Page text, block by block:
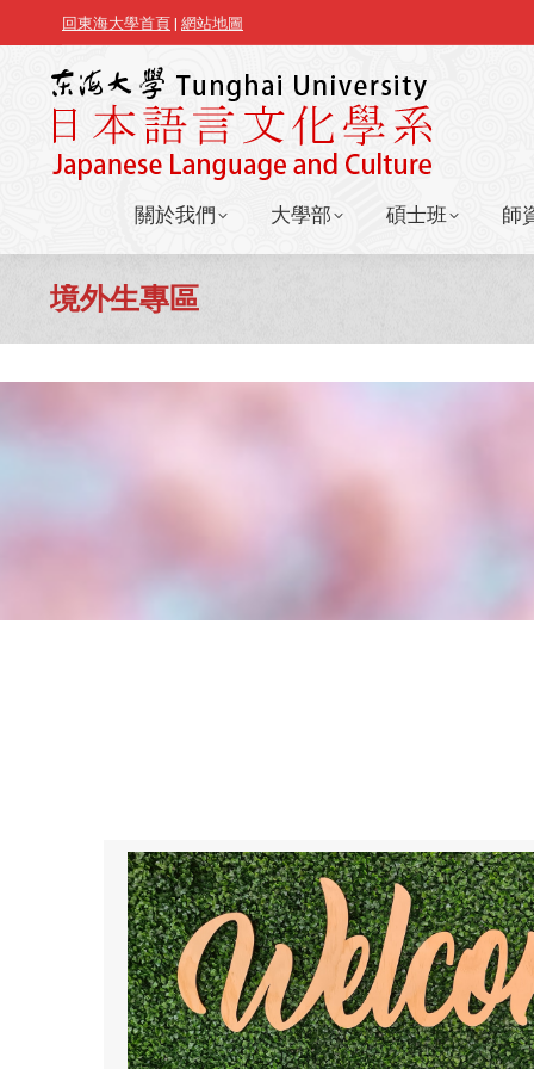
回東海大學首頁 | 網站地圖
關於我們 大學部 碩士班 師
境外生專區
關於我們 大學部 碩士班 師